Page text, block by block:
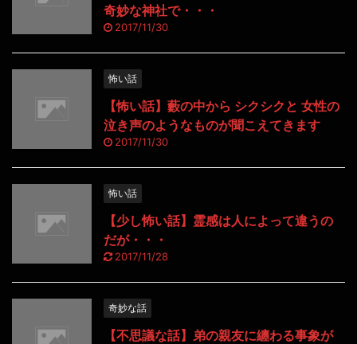
奇妙な神社で・・・
2017/11/30
怖い話
【怖い話】藪の中から シクシクと 女性の
泣き声のようなものが聞こえてきます
2017/11/30
怖い話
【少し怖い話】霊感は人によって違うの
だが・・・
2017/11/28
奇妙な話
【不思議な話】弟の親友に纏わる事象が